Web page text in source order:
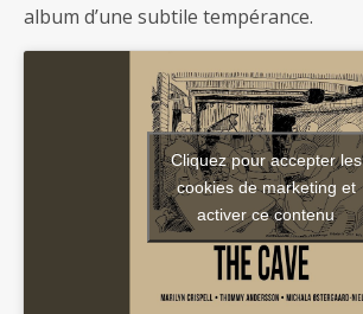
album d’une subtile tempérance.
Cliquez pour accepter les
cookies de marketing et
activer ce contenu